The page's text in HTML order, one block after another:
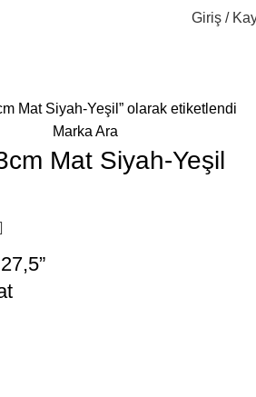
Giriş /
Mat Siyah-Yeşil” olarak etiketlendi
Marka Ara
Mat Siyah-Yeşil